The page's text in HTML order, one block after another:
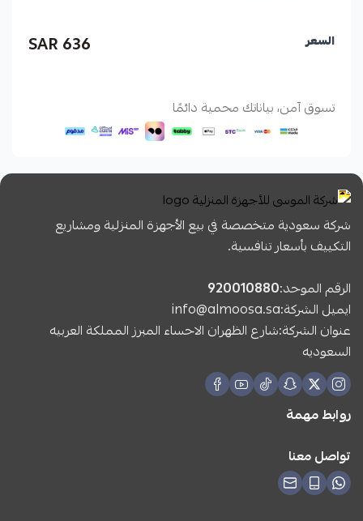
السعر 636 SAR
تسوق آمن، بياناتك محمية دائمًا
شركة سعودية متخصصة في بيع الأجهزة المنزلية ومشاريع
التكييف بأسعار تنافسية.
الرقم الموحد:920010880
ايميل الشركة:info@almoosa.sa
عنوان الشركة:شارع الظهران الاحساء المبرز المملكة العربيه
السعوديه
روابط مهمة
تواصل معنا